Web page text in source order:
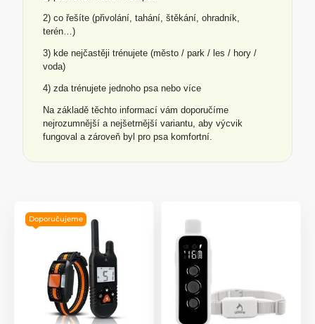
2) co řešíte (přivolání, tahání, štěkání, ohradník,
terén…)
3) kde nejčastěji trénujete (město / park / les / hory /
voda)
4) zda trénujete jednoho psa nebo více
Na základě těchto informací vám doporučíme
nejrozumnější a nejšetrnější variantu, aby výcvik
fungoval a zároveň byl pro psa komfortní.
Doporučujeme